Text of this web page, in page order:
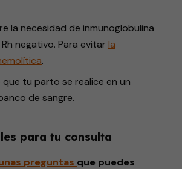
la necesidad de inmunoglobulina
negativo. Para evitar la
.
tu parto se realice en un
de sangre.
para tu consulta
preguntas que puedes